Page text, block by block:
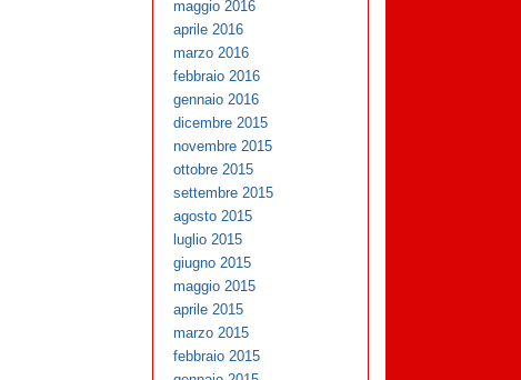
maggio 2016
aprile 2016
marzo 2016
febbraio 2016
gennaio 2016
dicembre 2015
novembre 2015
ottobre 2015
settembre 2015
agosto 2015
luglio 2015
giugno 2015
maggio 2015
aprile 2015
marzo 2015
febbraio 2015